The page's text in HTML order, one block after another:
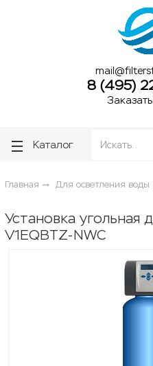
8 (495)
Каталог
Главная Для осветления воды
Установка угольная
V1EQBTZ-NWC